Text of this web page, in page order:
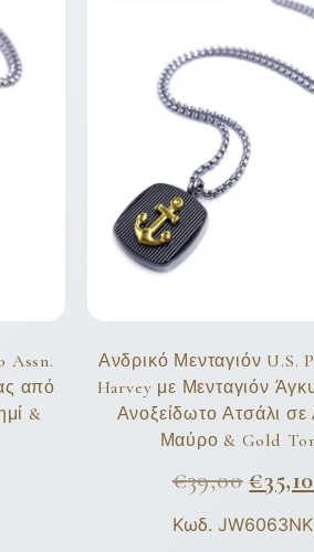
Assn.
από
&
Ανδρικό Μενταγιόν U.S.
Harvey με Μενταγιόν
Ανοξείδωτο Ατσάλι σε
Μαύρο & Gold
€39,00 €35,10
Κωδ. JW6063NK